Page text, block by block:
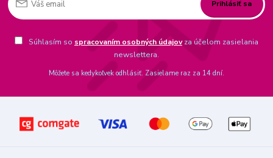
Prihlásiť sa
Súhlasím so spracovaním osobných údajovza účelom zasielania
newslettera.
Môžete sa kedykoľvek odhlásiť. Zasielame raz za 14 dní.